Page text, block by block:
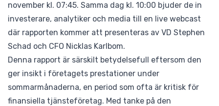
november kl. 07:45. Samma dag kl. 10:00 bjuder de in
investerare, analytiker och media till en live webcast
där rapporten kommer att presenteras av VD Stephen
Schad och CFO Nicklas Karlbom.
Denna rapport är särskilt betydelsefull eftersom den
ger insikt i företagets prestationer under
sommarmånaderna, en period som ofta är kritisk för
finansiella tjänsteföretag. Med tanke på den